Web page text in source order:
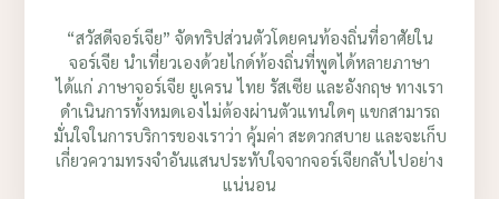
“สวัสดีจอร์เจีย” จัดทริปส่วนตัวโดยคนท้องถิ่นที่อาศัยใน
จอร์เจีย นำเที่ยวเองด้วยไกด์ท้องถิ่นที่พูดได้หลายภาษา
ได้แก่ ภาษาจอร์เจีย ยูเครน ไทย รัสเซีย และอังกฤษ ทางเรา
ดำเนินการทั้งหมดเองไม่ต้องผ่านตัวแทนใดๆ แขกสามารถ
มั่นใจในการบริการของเราว่า คุ้มค่า สะดวกสบาย และจะเก็บ
เกี่ยวความทรงจำอันแสนประทับใจจากจอร์เจียกลับไปอย่าง
แน่นอน